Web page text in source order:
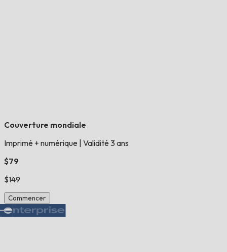
Couverture mondiale
Imprimé + numérique Validité 3 ans
$79
$149
Commencer